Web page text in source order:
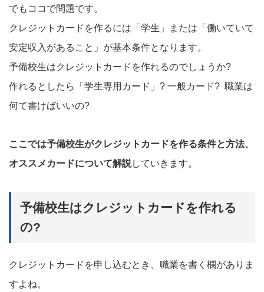
でもココで問題です。
クレジットカードを作るには「学生」または「働いていて
安定収入があること」が基本条件となります。
予備校生はクレジットカードを作れるのでしょうか?
作れるとしたら「学生専用カード」? 一般カード? 職業は
何て書けばいいの?
ここでは予備校生がクレジットカードを作る条件と方法、
オススメカードについて解説していきます。
予備校生はクレジットカードを作れる
の?
クレジットカードを申し込むとき、職業を書く欄がありま
すよね。